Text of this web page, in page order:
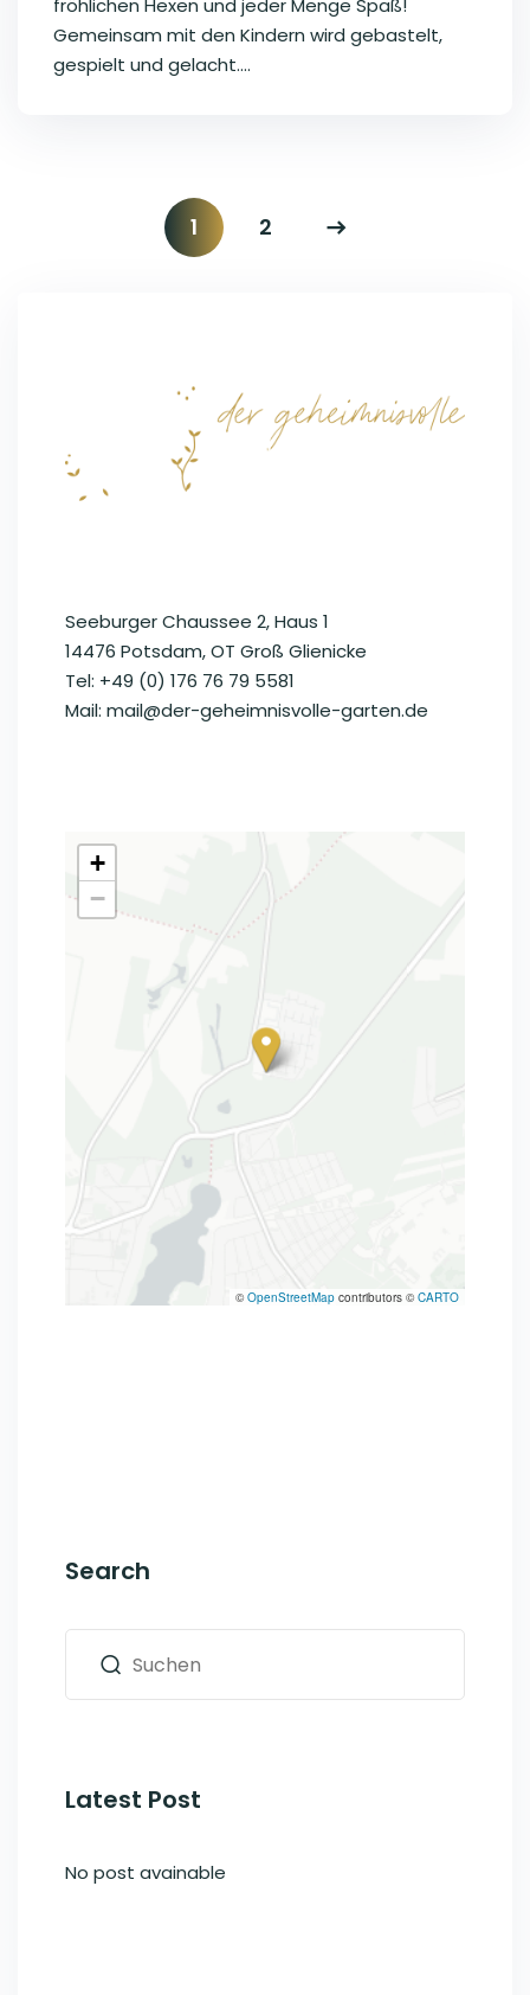
fröhlichen Hexen und jeder Menge Spaß!
Gemeinsam mit den Kindern wird gebastelt,
gespielt und gelacht....
1 2
Seeburger Chaussee 2, Haus 1
14476 Potsdam, OT Groß Glienicke
Tel: +49 (0) 176 76 79 5581
Mail: mail@der-geheimnisvolle-garten.de
+
−
© OpenStreetMap contributors ©CARTO
Search
Latest Post
No post avainable